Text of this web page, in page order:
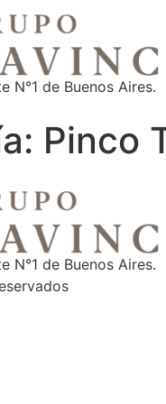
N°1 de Buenos Aires.
Pinco
N°1 de Buenos Aires.